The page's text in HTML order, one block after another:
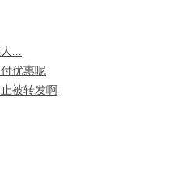
...
优惠呢
被转发啊